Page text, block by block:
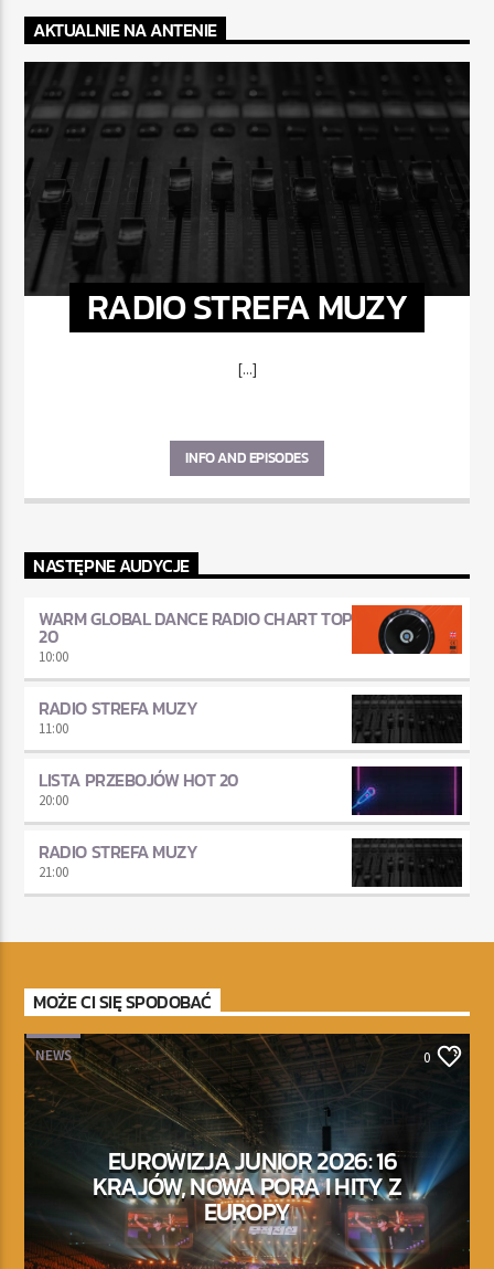
AKTUALNIE NA ANTENIE
RADIO STREFA MUZY
[...]
INFO AND EPISODES
NASTĘPNE AUDYCJE
WARM GLOBAL DANCE RADIO CHART TOP
20
10:00
RADIO STREFA MUZY
11:00
LISTA PRZEBOJÓW HOT 20
20:00
RADIO STREFA MUZY
21:00
MOŻE CI SIĘ SPODOBAĆ
NEWS 0
EUROWIZJA JUNIOR 2026: 16
KRAJÓW, NOWA PORA I HITY Z
EUROPY